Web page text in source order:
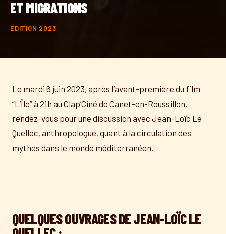
ET MIGRATIONS
ÉDITION 2023
Le mardi 6 juin 2023, après l’avant-première du film
“L’Île” à 21h au Clap’Ciné de Canet-en-Roussillon,
rendez-vous pour une discussion avec Jean-Loïc Le
Quellec, anthropologue, quant à la circulation des
mythes dans le monde méditerranéen.
QUELQUES OUVRAGES DE JEAN-LOÏC LE